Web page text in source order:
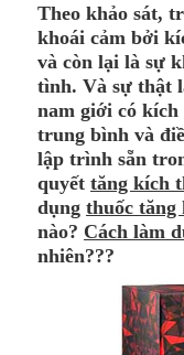
Theo khảo sát,
khoái cảm bởi
và còn lại là sự
tình. Và sự thật
nam giới có
trung bình và
lập trình sẵn
quyết tăng kích
dụng thuốc
nào? Cách làm
nhiên???